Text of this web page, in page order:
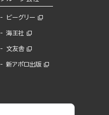
ビーグリー
海王社
文友舎
新アポロ出版